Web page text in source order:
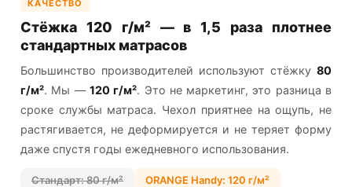
КАЧЕСТВО
Стёжка 120 г/м² — в 1,5 раза плотнее
стандартных матрасов
Большинство производителей используют стёжку 80
г/м². Мы — 120 г/м². Это не маркетинг, это разница в
сроке службы матраса. Чехол приятнее на ощупь, не
растягивается, не деформируется и не теряет форму
даже спустя годы ежедневного использования.
Стандарт: 80 г/м² ORANGE Handy: 120 г/м²